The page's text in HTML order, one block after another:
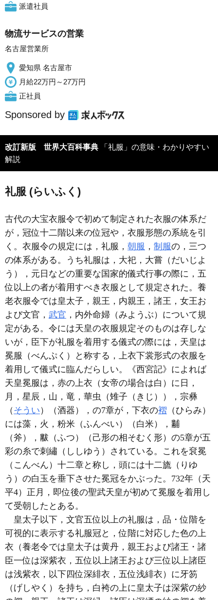
派遣社員
物流サービスの営業
名古屋営業所
愛知県 名古屋市
月給22万円～27万円
正社員
Sponsored by
改訂新版 世界大百科事典
解説
礼服 (らいふく)
古代の大宝衣服令で初めて制定された衣服の体系だ
が，冠位十二階以来の位冠や，衣服形態の系統を引
く。衣服令の規定には，礼服， 朝服 ， 制服の，三つ
の体系がある。うち礼服は，大祀，大嘗（だいじよ
う），元日などの重要な国家的儀式行事の際に，五
位以上の者が着用すべき衣服として規定された。養
老衣服令では皇太子，親王，内親王，諸王，女王お
よび文官， 武官 ，内外命婦（みようぶ）について規
定がある。令には天皇の衣服規定そのものは存しな
いが，臣下が礼服を着用する儀式の際には，天皇は
冕服（べんぷく）と称する，上衣下裳形式の衣服を
着用して儀式に臨んだらしい。《西宮記》によれば
天皇冕服は，赤の上衣（女帝の場合は白）に日，
月，星辰，山，竜，華虫（雉子（きじ）），宗彝
（ そうい ）（酒器），の7章が，下衣の褶 （ひらみ）
には藻，火，粉米（ふんべい）（白米），黼
（斧），黻（ふつ）（己形の相そむく形）の5章が五
彩の糸で刺繡（ししゆう）されている。これを袞冕
（こんべん）十二章と称し，頭には十二旒（りゆ
う）の白玉を垂下させた冕冠をかぶった。732年（天
平4）正月，即位後の聖武天皇が初めて冕服を着用し
て受朝したとある。
皇太子以下，文官五位以上の礼服は，品・位階を
可視的に表示する礼服冠と，位階に対応した色の上
衣（養老令では皇太子は黄丹，親王および諸王・諸
臣一位は深紫衣，五位以上諸王および三位以上諸臣
は浅紫衣，以下四位深緋衣，五位浅緋衣）に牙笏
（げしやく）を持ち，白袴の上に皇太子は深紫の紗